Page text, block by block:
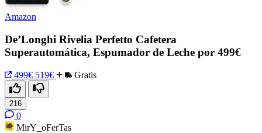
Amazon
De’Longhi Rivelia Perfetto Cafetera
Superautomática, Espumador de Leche por 499€
499€ 519€ Gratis
216
0
MirY_oFerTas